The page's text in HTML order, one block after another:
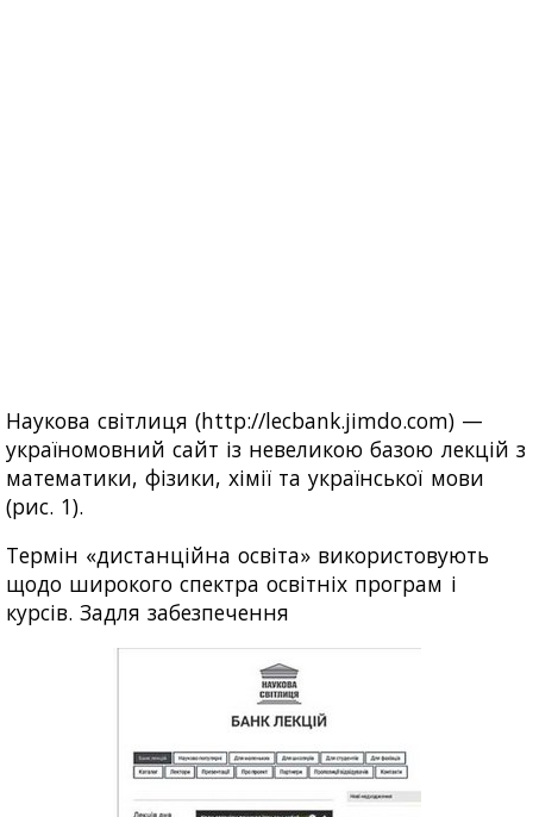
Наукова світлиця (http://lecbank.jimdo.com) —
україномовний сайт із невеликою базою лекцій з
математики, фізики, хімії та української мови
(рис. 1).
Термін «дистанційна освіта» використовують
щодо широкого спектра освітніх програм і
курсів. Задля забезпечення